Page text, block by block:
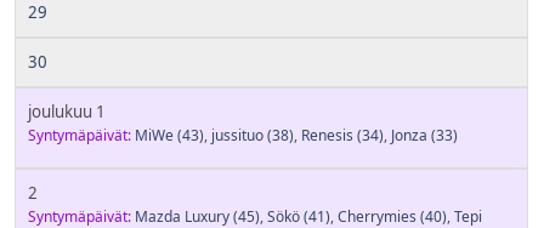
29
30
joulukuu 1
Syntymäpäivät: MiWe(43), jussituo(38), Renesis (34), Jonza (33)
2
Syntymäpäivät: Mazda Luxury(45),Sökö(41),Cherrymies (40),Tepi